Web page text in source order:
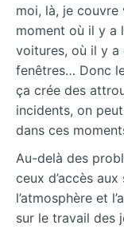
moi, là, je couvre
moment où il y a
voitures, où il y a
fenêtres… Donc
ça crée des
incidents, on
dans ces
Au-delà des
ceux d’accès aux
l’atmosphère et
sur le travail des